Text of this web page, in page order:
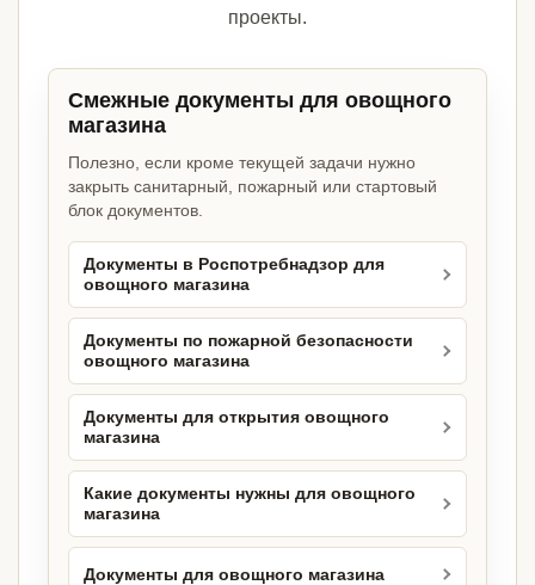
проекты.
Смежные документы для овощного
магазина
Полезно, если кроме текущей задачи нужно
закрыть санитарный, пожарный или стартовый
блок документов.
Документы в Роспотребнадзор для
овощного магазина
Документы по пожарной безопасности
овощного магазина
Документы для открытия овощного
магазина
Какие документы нужны для овощного
магазина
Документы для овощного магазина